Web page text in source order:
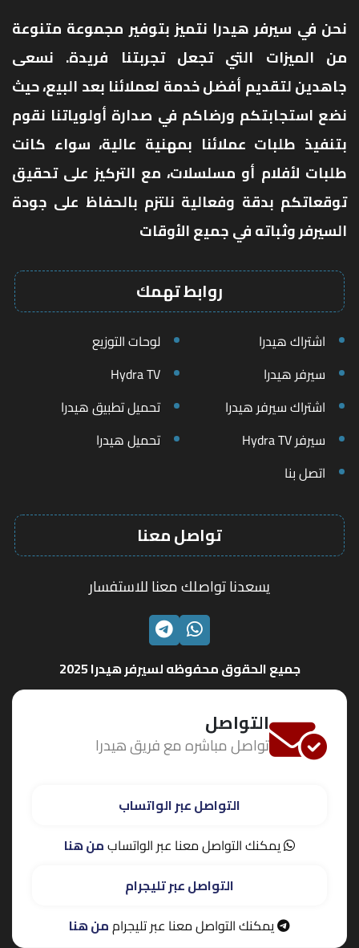
نحن في سيرفر هيدرا نتميز بتوفير مجموعة متنوعة
من الميزات التي تجعل تجربتنا فريدة. نسعى
جاهدين لتقديم أفضل خدمة لعملائنا بعد البيع، حيث
نضع استجابتكم ورضاكم في صدارة أولوياتنا نقوم
بتنفيذ طلبات عملائنا بمهنية عالية، سواء كانت
طلبات لأفلام أو مسلسلات، مع التركيز على تحقيق
توقعاتكم بدقة وفعالية نلتزم بالحفاظ على جودة
السيرفر وثباته في جميع الأوقات
روابط تهمك
اشتراك هيدرا
لوحات التوزيع
سيرفر هيدرا
Hydra TV
اشتراك سيرفر هيدرا
تحميل تطبيق هيدرا
سيرفر Hydra TV
تحميل هيدرا
اتصل بنا
تواصل معنا
يسعدنا تواصلك معنا للاستفسار
الواتسابتليجرام
جميع الحقوق محفوظه لسيرفر هيدرا 2025
التواصل
تواصل مباشره مع فريق هيدرا
التواصل عبر الواتساب
يمكنك التواصل معنا عبر الواتسابمن هنا
التواصل عبر تليجرام
يمكنك التواصل معنا عبر تليجراممن هنا